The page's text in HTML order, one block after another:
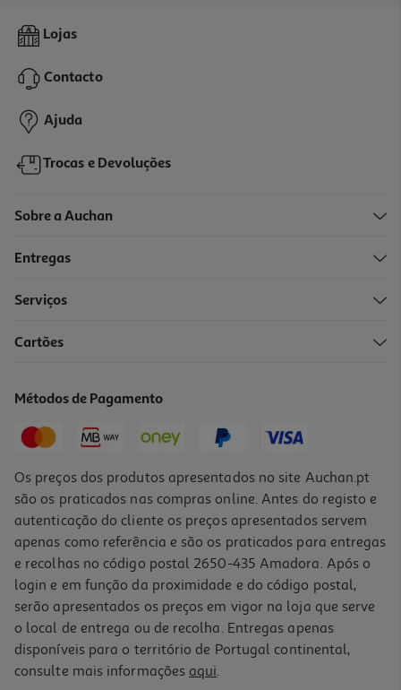
Faixa Pos Parto Chicco L 1 Uni
26,99 €
Lojas
Contacto
Ajuda
Trocas e Devoluções
Sobre a Auchan
Entregas
Serviços
Cartões
Métodos de Pagamento
Os preços dos produtos apresentados no site Auchan.pt
são os praticados nas compras online. Antes do registo e
autenticação do cliente os preços apresentados servem
apenas como referência e são os praticados para entregas
e recolhas no código postal 2650-435 Amadora. Após o
login e em função da proximidade e do código postal,
serão apresentados os preços em vigor na loja que serve
o local de entrega ou de recolha. Entregas apenas
disponíveis para o território de Portugal continental,
consulte mais informações aqui.